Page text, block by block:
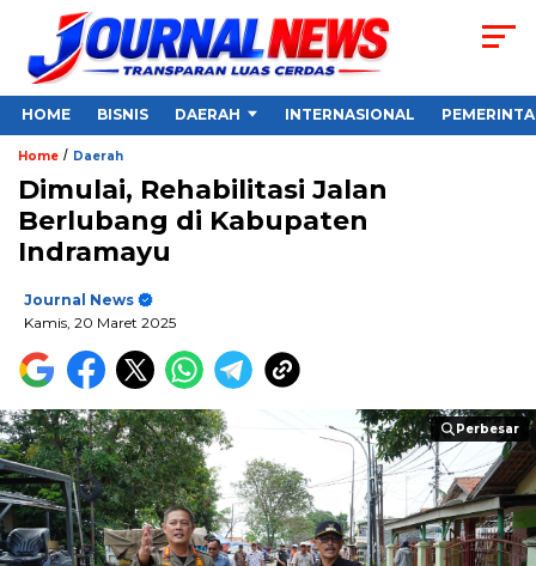
HOME BISNIS DAERAH INTERNASIONAL
Home / Daerah
Dimulai, Rehabilitasi Jalan
Berlubang di Kabupaten
Indramayu
Journal News
Kamis, 20 Maret 2025
Perbesar
Perbesar